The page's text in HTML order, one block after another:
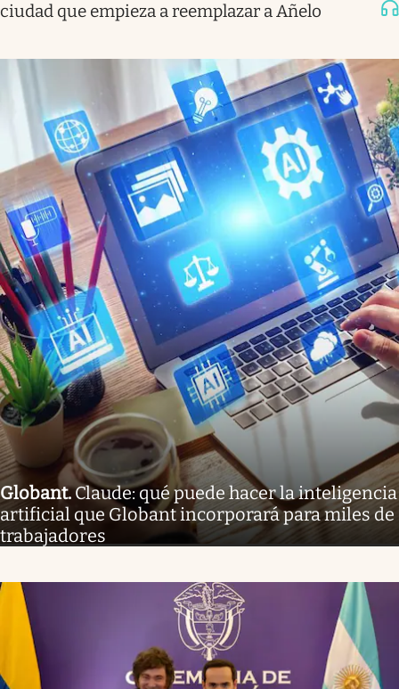
ciudad que empieza a reemplazar a Añelo
Globant.Claude: qué puede hacer la inteligencia
artificial que Globant incorporará para miles de
trabajadores